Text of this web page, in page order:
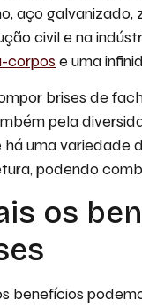
aço galvanizado,
civil e na
corpos e uma
brises de
pela
há uma variedade
podendo
os
benefícios